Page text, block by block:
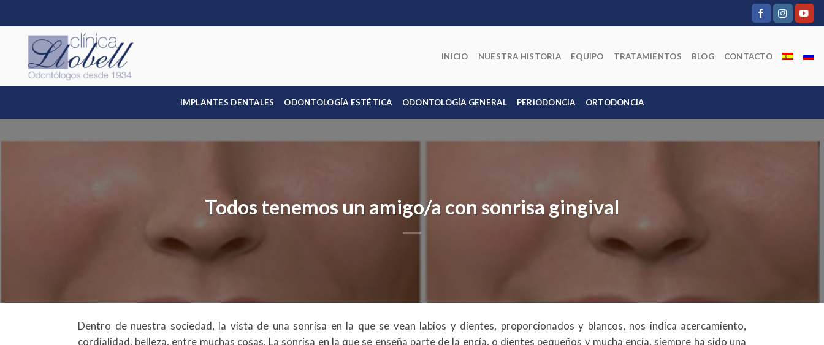
to
content
INICIO NUESTRA HISTORIA EQUIPO TRATAMIENTOS BLOG CONTACTO
IMPLANTES DENTALES ODONTOLOGÍA ESTÉTICA ODONTOLOGÍA GENERAL PERIODONCIA ORTODONCIA
Todos tenemos un amigo/a con sonrisa gingival
Dentro de nuestra sociedad, la vista de una sonrisa en la que se vean labios y dientes, proporcionados y blancos, nos indica acercamiento,
cordialidad, belleza, entre muchas cosas. La sonrisa en la que se enseña parte de la encía, o dientes pequeños y mucha encía, siempre ha sido una